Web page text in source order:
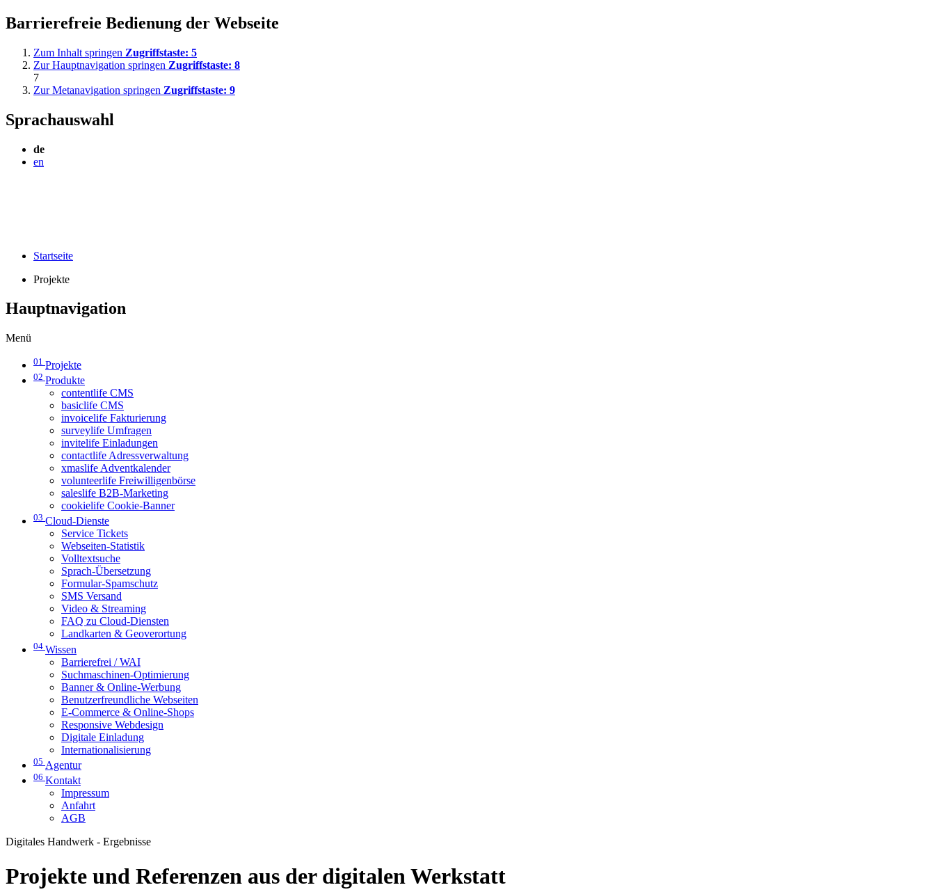
Barrierefreie Bedienung der Webseite
Zum Inhalt springen Zugriffstaste: 5
Zur Hauptnavigation springen Zugriffstaste: 8
7
Zur Metanavigation springen Zugriffstaste: 9
Sprachauswahl
de
en
Startseite
Projekte
Hauptnavigation
Menü
01 Projekte
02 Produkte
contentlife CMS
basiclife CMS
invoicelife Fakturierung
surveylife Umfragen
invitelife Einladungen
contactlife Adressverwaltung
xmaslife Adventkalender
volunteerlife Freiwilligenbörse
saleslife B2B-Marketing
cookielife Cookie-Banner
03 Cloud-Dienste
Service Tickets
Webseiten-Statistik
Volltextsuche
Sprach-Übersetzung
Formular-Spamschutz
SMS Versand
Video & Streaming
FAQ zu Cloud-Diensten
Landkarten & Geoverortung
04 Wissen
Barrierefrei / WAI
Suchmaschinen-Optimierung
Banner & Online-Werbung
Benutzerfreundliche Webseiten
E-Commerce & Online-Shops
Responsive Webdesign
Digitale Einladung
Internationalisierung
05 Agentur
06 Kontakt
Impressum
Anfahrt
AGB
Digitales Handwerk - Ergebnisse
Projekte und Referenzen aus der digitalen Werkstatt